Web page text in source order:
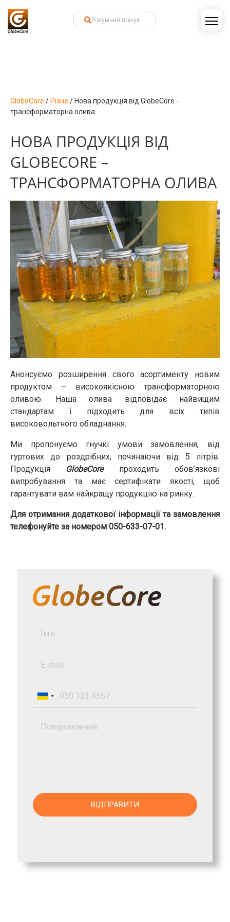
GlobeCore / Різне / Нова продукція від GlobeCore -
трансформаторна олива
НОВА ПРОДУКЦІЯ ВІД
GLOBECORE –
ТРАНСФОРМАТОРНА ОЛИВА
Анонсуємо розширення свого асортименту новим
продуктом – високоякісною трансформаторною
оливою. Наша олива відповідає найвищим
стандартам і підходить для всіх типів
високовольтного обладнання.
Ми пропонуємо гнучкі умови замовлення, від
гуртових до роздрібних, починаючи від 5 літрів.
Продукція GlobeCoreпроходить обов’язкові
випробування та має сертифікати якості, щоб
гарантувати вам найкращу продукцію на ринку.
Для отримання додаткової інформації та замовлення
телефонуйте за номером 050-633-07-01.